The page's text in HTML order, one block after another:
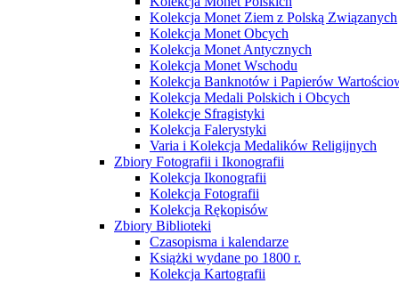
Kolekcja Monet Ziem z Polską Związanych
Kolekcja Monet Obcych
Kolekcja Monet Antycznych
Kolekcja Monet Wschodu
Kolekcja Banknotów i Papierów
Kolekcja Medali Polskich i Obcych
Kolekcje Sfragistyki
Kolekcja Falerystyki
Varia i Kolekcja Medalików Religijnych
Zbiory Fotografii i Ikonografii
Kolekcja Ikonografii
Kolekcja Fotografii
Kolekcja Rękopisów
Zbiory Biblioteki
Czasopisma i kalendarze
Książki wydane po 1800 r.
Kolekcja Kartografii